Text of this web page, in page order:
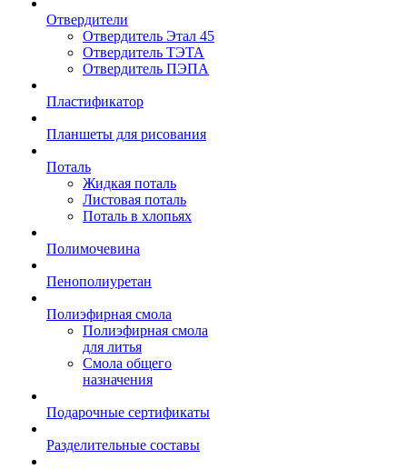
Отвердители
Отвердитель Этал 45
Отвердитель ТЭТА
Отвердитель ПЭПА
Пластификатор
Планшеты для рисования
Поталь
Жидкая поталь
Листовая поталь
Поталь в хлопьях
Полимочевина
Пенополиуретан
Полиэфирная смола
Полиэфирная смола
для литья
Смола общего
назначения
Подарочные сертификаты
Разделительные составы